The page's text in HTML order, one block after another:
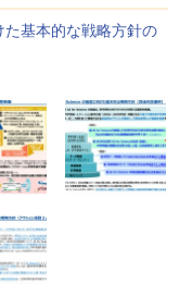
基本的な戦略方針の